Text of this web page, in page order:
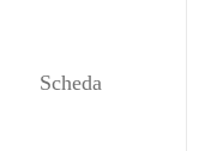
Scheda